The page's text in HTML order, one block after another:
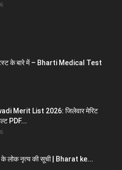
टेस्ट के बारे में – Bharti Medical Test
Merit List 2026: जिलेवार मेरिट
PDF...
के लोक नृत्य की सूची | Bharat ke...